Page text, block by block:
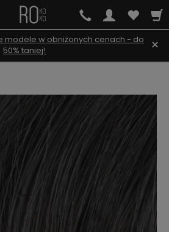
modele w obniżonych cenach - do
50% taniej!
×